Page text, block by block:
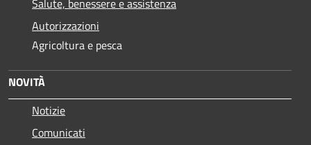
Autorizzazioni
Agricoltura e pesca
NOVITÀ
Notizie
Comunicati